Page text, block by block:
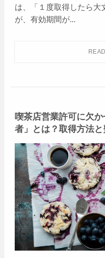
は、「１度取得したら大
が、有効期間が...
喫茶店営業許可に欠
者」とは？取得方法